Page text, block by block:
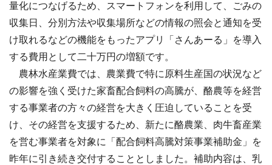
量化につなげるため、スマートフォンを利用して、ごみの
収集日、分別方法や収集場所などの情報の照会と通知を受
け取れるなどの機能をもったアプリ「さんあーる」を導入
する費用として二十万円の増額です。
農林水産業費では、農業費で特に原料生産国の状況など
の影響を強く受けた家畜配合飼料の高騰が、酪農等を経営
する事業者の方々の経営を大きく圧迫していることを受
け、その経営を支援するため、新たに酪農業、肉牛畜産業
を営む事業者を対象に「配合飼料高騰対策事業補助金」を
昨年に引き続き交付することとしました。補助内容は、乳